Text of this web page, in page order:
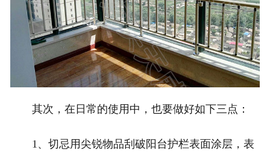
其次，在日常的使用中，也要做好如下三点：
1、切忌用尖锐物品刮破阳台护栏表面涂层，表